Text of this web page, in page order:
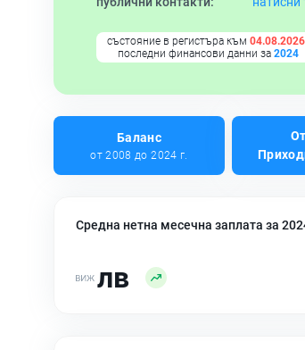
състояние в регистъра към 04.08.2026
последни финансови данни за 2024
Баланс
от 2008 до 2024 г.
Средна нетна месечна заплата за
лв